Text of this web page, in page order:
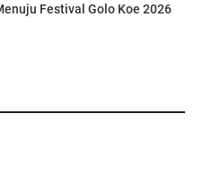
Festival Golo Koe 2026